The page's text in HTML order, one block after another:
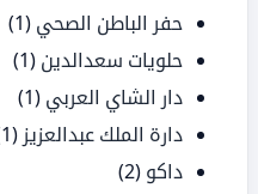
حفر الباطن الصحي (1)
حلويات سعدالدين (1)
دار الشاي العربي (1)
دارة الملك عبدالعزيز (1)
داكو (2)